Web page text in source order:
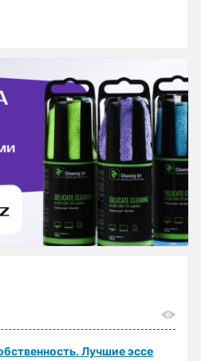
Лучшие эссе